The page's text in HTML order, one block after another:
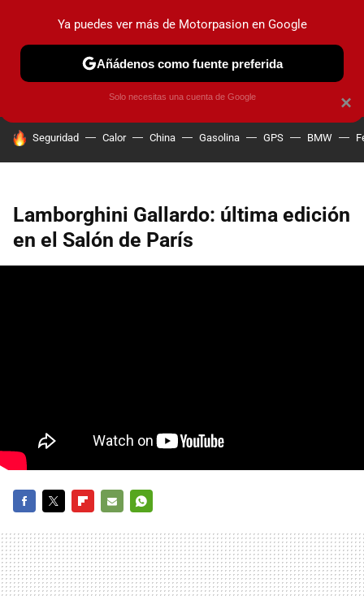
PRUEBAS COCHES ELÉCTRICOS OBSERVATORIO
HOY SE HABLA DE
Seguridad Calor China Gasolina GPS BMW
Lamborghini Gallardo: última edición
en el Salón de París
MAIL
×
Ya puedes ver más de Motorpasion en Google
Añádenos como fuente preferida
Solo necesitas una cuenta de Google